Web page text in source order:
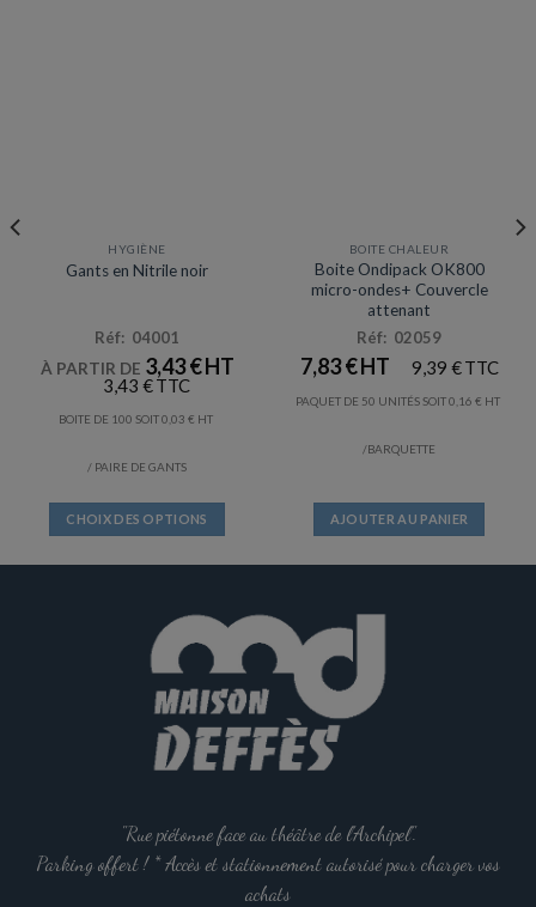
Prix en baisse
HYGIÈNE
Gants en Nitrile noir
Réf: 04001
À PARTIR DE 3,43€
3,43 €
BOITE DE 100 SOIT0,03 €
/ PAIRE DE GANTS
CHOIX DES OPTIONS
plusieurs
variations.
Les
options
peuvent
être
choisies
la
page
du
Prix en baisse
BOITE CHALEUR
Boite Ondipack OK800
micro-ondes+ Couvercle
attenant
Réf: 02059
7,83€ 9,39 €
PAQUET DE 50 UNITÉS SOIT0,16 €
/BARQUETTE
AJOUTER AU PANIER
"Rue piétonne face au théâtre de l'Archipel".
Parking offert ! * Accès et stationnement autorisé pour charger vos
achats